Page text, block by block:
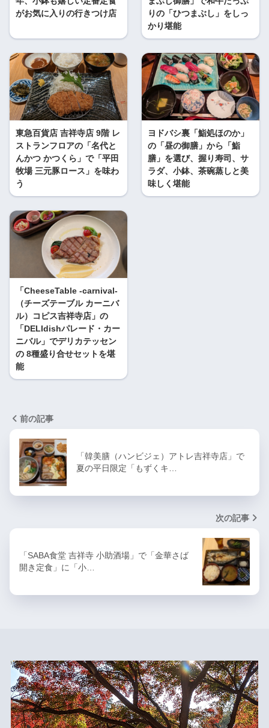
がお気に入りの行きつけ店
りの「ひつまぶし」をしっ
かり堪能
東急百貨店 吉祥寺店 9階 レ
ストランフロアの「名代と
んかつ かつくら」で「平田
牧場 三元豚ロース」を味わ
う
ヨドバシ裏「鮨処ほのか」
の「昼の御膳」から「鮨
膳」を選び、握り寿司、サ
ラダ、小鉢、茶碗蒸しと美
味しく堪能
「CheeseTable -carnival-
（チーズテーブル カーニバ
ル）コピス吉祥寺店」の
「DELIdishパレード・カー
ニバル」でデリカテッセン
の 8種盛り合せセットを堪
能
前の記事
「韓美膳（ハンビジェ）アトレ吉祥寺店」で
夏の平日限定「もずくキ…
次の記事
「SABA食堂 吉祥寺 小助酒場」で「金華さば
開き定食」に「小…